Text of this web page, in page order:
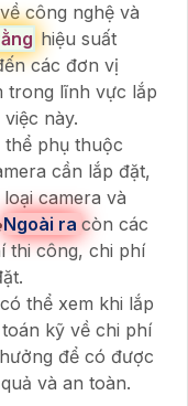
công nghệ và
hiệu suất
các đơn vị
trong lĩnh vực lắp
này.
thể phụ thuộc
cần lắp đặt,
camera và
Ngoài ra còn các
thi công, chi phí
thể xem khi lắp
kỹ về chi phí
để có được
và an toàn.